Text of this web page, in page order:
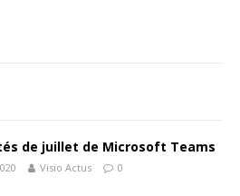
de juillet de Microsoft Teams
Visio Actus 0